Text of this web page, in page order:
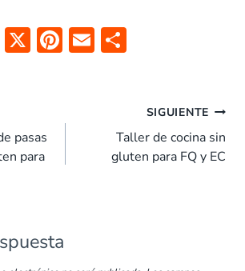
Li X Pi
es
E
ar
tir
pasas
para
SIGUIENTE
Taller de cocina sin
gluten para FQ y EC